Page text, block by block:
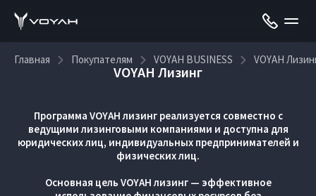
Главная Покупателям VOYAH BUSINESS VOYAH
VOYAH Лизинг
Программа VOYAH лизинг реализуется совместно с
ведущими лизинговыми компаниями и доступна для
юридических лиц, индивидуальных предпринимателей и
физических лиц.
Основная цель VOYAH лизинг — эффективное